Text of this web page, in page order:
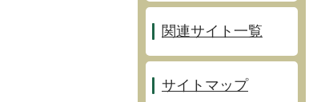
関連サイト一覧
サイトマップ